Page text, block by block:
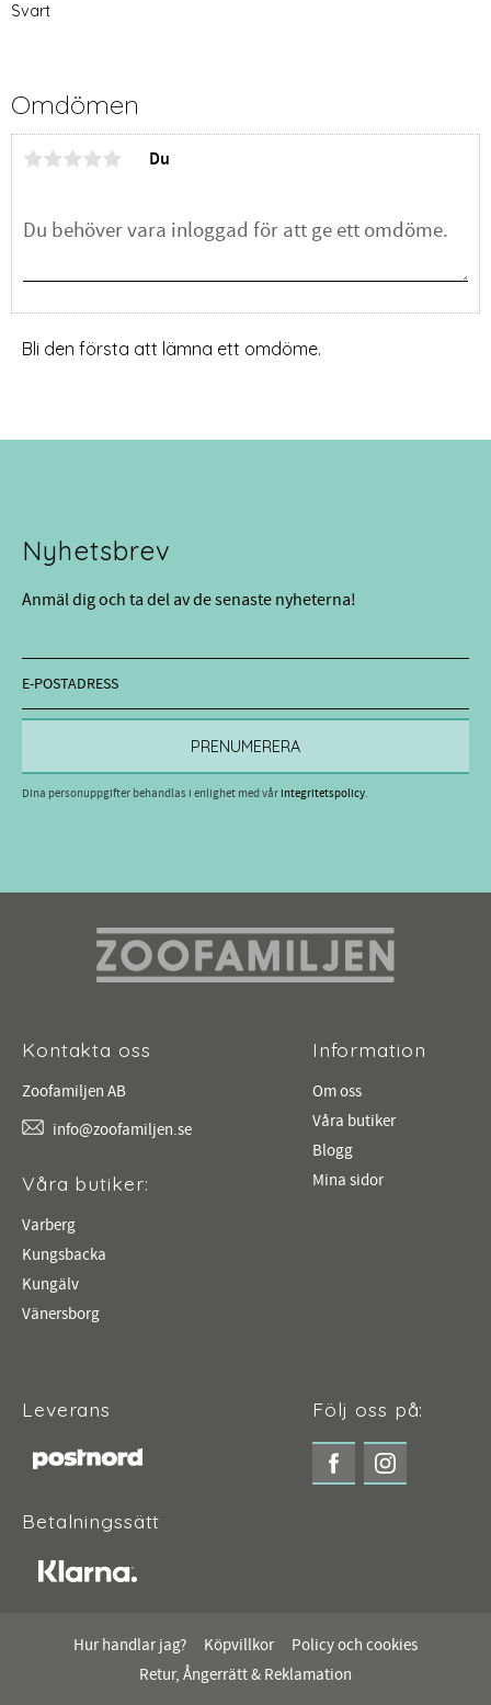
Svart
Omdömen
Du
Bli den första att lämna ett omdöme.
Nyhetsbrev
Anmäl dig och ta del av de senaste nyheterna!
PRENUMERERA
Dina personuppgifter behandlas i enlighet med vårintegritetspolicy.
Kontakta oss
Zoofamiljen AB
info@zoofamiljen.se
Våra butiker:
Varberg
Kungsbacka
Kungälv
Vänersborg
Information
Om oss
Våra butiker
Blogg
Mina sidor
Leverans
Betalningssätt
Följ oss på:
Hur handlar jag? Köpvillkor
Policy och cookies
Retur, Ångerrätt & Reklamation